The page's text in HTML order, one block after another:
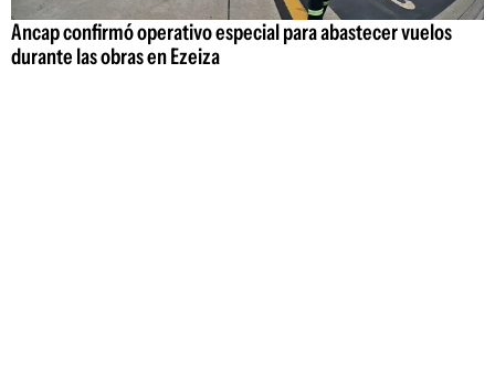
Ancap confirmó operativo especial para abastecer vuelos
durante las obras en Ezeiza